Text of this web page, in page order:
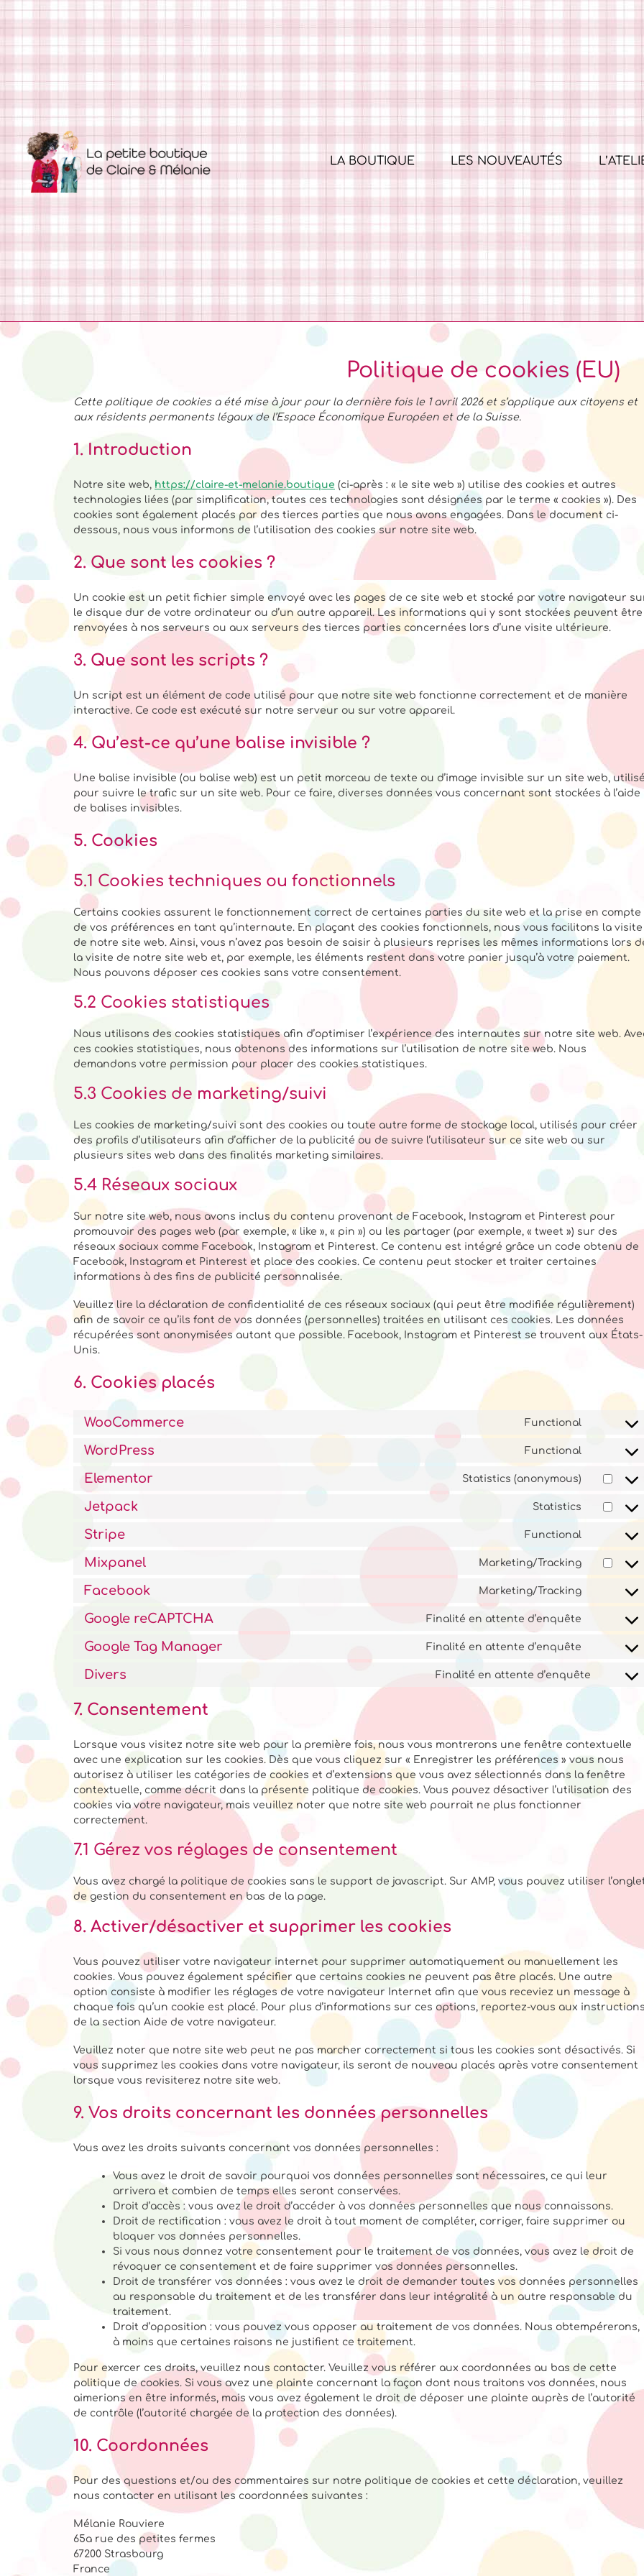
LA BOUTIQUE LES NOUVEAUTÉS
Politique de cookies (EU)
Cette politique de cookies a été mise à jour pour la dernière fois le 1 avril 2026 et s’applique aux citoyens et
aux résidents permanents légaux de l’Espace Économique Européen et de la Suisse.
1. Introduction
Notre site web, https://claire-et-melanie.boutique (ci-après : « le site web ») utilise des cookies et autres
technologies liées (par simplification, toutes ces technologies sont désignées par le terme « cookies »). Des
cookies sont également placés par des tierces parties que nous avons engagées. Dans le document ci-
dessous, nous vous informons de l’utilisation des cookies sur notre site web.
2. Que sont les cookies ?
Un cookie est un petit fichier simple envoyé avec les pages de ce site web et stocké par votre navigateur
le disque dur de votre ordinateur ou d’un autre appareil. Les informations qui y sont stockées peuvent être
renvoyées à nos serveurs ou aux serveurs des tierces parties concernées lors d’une visite ultérieure.
3. Que sont les scripts ?
Un script est un élément de code utilisé pour que notre site web fonctionne correctement et de manière
interactive. Ce code est exécuté sur notre serveur ou sur votre appareil.
4. Qu’est-ce qu’une balise invisible ?
Une balise invisible (ou balise web) est un petit morceau de texte ou d’image invisible sur un site web,
pour suivre le trafic sur un site web. Pour ce faire, diverses données vous concernant sont stockées à l’aide
de balises invisibles.
5. Cookies
5.1 Cookies techniques ou fonctionnels
Certains cookies assurent le fonctionnement correct de certaines parties du site web et la prise en compte
de vos préférences en tant qu’internaute. En plaçant des cookies fonctionnels, nous vous facilitons la visite
de notre site web. Ainsi, vous n’avez pas besoin de saisir à plusieurs reprises les mêmes informations lors
la visite de notre site web et, par exemple, les éléments restent dans votre panier jusqu’à votre paiement.
Nous pouvons déposer ces cookies sans votre consentement.
5.2 Cookies statistiques
Nous utilisons des cookies statistiques afin d’optimiser l’expérience des internautes sur notre site web.
ces cookies statistiques, nous obtenons des informations sur l’utilisation de notre site web. Nous
demandons votre permission pour placer des cookies statistiques.
5.3 Cookies de marketing/suivi
Les cookies de marketing/suivi sont des cookies ou toute autre forme de stockage local, utilisés pour créer
des profils d’utilisateurs afin d’afficher de la publicité ou de suivre l’utilisateur sur ce site web ou sur
plusieurs sites web dans des finalités marketing similaires.
5.4 Réseaux sociaux
Sur notre site web, nous avons inclus du contenu provenant de Facebook, Instagram et Pinterest pour
promouvoir des pages web (par exemple, « like », « pin ») ou les partager (par exemple, « tweet ») sur des
réseaux sociaux comme Facebook, Instagram et Pinterest. Ce contenu est intégré grâce un code obtenu de
Facebook, Instagram et Pinterest et place des cookies. Ce contenu peut stocker et traiter certaines
informations à des fins de publicité personnalisée.
Veuillez lire la déclaration de confidentialité de ces réseaux sociaux (qui peut être modifiée régulièrement)
afin de savoir ce qu’ils font de vos données (personnelles) traitées en utilisant ces cookies. Les données
récupérées sont anonymisées autant que possible. Facebook, Instagram et Pinterest se trouvent aux États-
Unis.
6. Cookies placés
WooCommerce Functional
WordPress Functional
Elementor Statistics (anonymous)
Jetpack Statistics
Stripe Functional
Mixpanel Marketing/Tracking
Facebook Marketing/Tracking
Google reCAPTCHA Finalité en attente d’enquête
Google Tag Manager Finalité en attente d’enquête
Divers Finalité en attente d’enquête
7. Consentement
Lorsque vous visitez notre site web pour la première fois, nous vous montrerons une fenêtre contextuelle
avec une explication sur les cookies. Dès que vous cliquez sur « Enregistrer les préférences » vous nous
autorisez à utiliser les catégories de cookies et d’extensions que vous avez sélectionnés dans la fenêtre
contextuelle, comme décrit dans la présente politique de cookies. Vous pouvez désactiver l’utilisation des
cookies via votre navigateur, mais veuillez noter que notre site web pourrait ne plus fonctionner
correctement.
7.1 Gérez vos réglages de consentement
Vous avez chargé la politique de cookies sans le support de javascript. Sur AMP, vous pouvez utiliser
de gestion du consentement en bas de la page.
8. Activer/désactiver et supprimer les cookies
Vous pouvez utiliser votre navigateur internet pour supprimer automatiquement ou manuellement les
cookies. Vous pouvez également spécifier que certains cookies ne peuvent pas être placés. Une autre
option consiste à modifier les réglages de votre navigateur Internet afin que vous receviez un message à
chaque fois qu’un cookie est placé. Pour plus d’informations sur ces options, reportez-vous aux
de la section Aide de votre navigateur.
Veuillez noter que notre site web peut ne pas marcher correctement si tous les cookies sont désactivés. Si
vous supprimez les cookies dans votre navigateur, ils seront de nouveau placés après votre consentement
lorsque vous revisiterez notre site web.
9. Vos droits concernant les données personnelles
Vous avez les droits suivants concernant vos données personnelles :
Vous avez le droit de savoir pourquoi vos données personnelles sont nécessaires, ce qui leur
arrivera et combien de temps elles seront conservées.
Droit d’accès : vous avez le droit d’accéder à vos données personnelles que nous connaissons.
Droit de rectification : vous avez le droit à tout moment de compléter, corriger, faire supprimer ou
bloquer vos données personnelles.
Si vous nous donnez votre consentement pour le traitement de vos données, vous avez le droit de
révoquer ce consentement et de faire supprimer vos données personnelles.
Droit de transférer vos données : vous avez le droit de demander toutes vos données personnelles
au responsable du traitement et de les transférer dans leur intégralité à un autre responsable du
traitement.
Droit d’opposition : vous pouvez vous opposer au traitement de vos données. Nous obtempérerons,
à moins que certaines raisons ne justifient ce traitement.
Pour exercer ces droits, veuillez nous contacter. Veuillez vous référer aux coordonnées au bas de cette
politique de cookies. Si vous avez une plainte concernant la façon dont nous traitons vos données, nous
aimerions en être informés, mais vous avez également le droit de déposer une plainte auprès de l’autorité
de contrôle (l’autorité chargée de la protection des données).
10. Coordonnées
Pour des questions et/ou des commentaires sur notre politique de cookies et cette déclaration, veuillez
nous contacter en utilisant les coordonnées suivantes :
Mélanie Rouviere
65a rue des petites fermes
67200 Strasbourg
France